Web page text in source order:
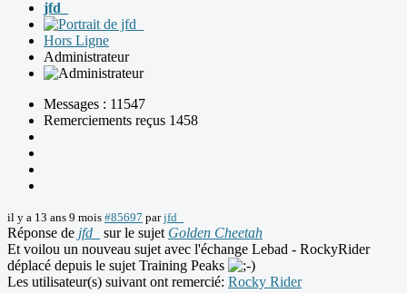
jfd_
Hors Ligne
Administrateur
Messages : 11547
Remerciements reçus 1458
il y a 13 ans 9 mois #85697 parjfd_
Réponse de jfd_ sur le sujet Golden Cheetah
Et voilou un nouveau sujet avec l'échange Lebad - RockyRider
déplacé depuis le sujet Training Peaks
Les utilisateur(s) suivant ont remercié: Rocky Rider